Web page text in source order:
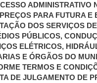
ADMINISTRATIVO
PARA FUTURA
DOS SERVIÇOS
PÚBLICOS,
ELÉTRICOS,
E ÓRGÃOS DO
TERMOS E
DE JULGAMENTO DE